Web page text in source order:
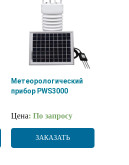
Метеорологический
прибор PWS3000
Цена: По запросу
ЗАКАЗАТЬ